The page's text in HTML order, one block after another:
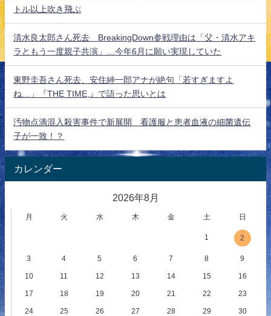
トル以上吹き飛ぶ
清水良太郎さん死去 BreakingDown参戦理由は「父・清水アキ
ラともう一度親子共演」…今年6月に願い実現していた
東野圭吾さん死去、安住紳一郎アナが絶句「若すぎますよ
ね…」『THE TIME,』で語った思いとは
汚物点滴混入殺害事件で新展開 看護服と患者血液の細菌遺伝
子が一致！？
カレンダー
2026年8月
月 火 水 木 金 土 日
1 2
3 4 5 6 7 8 9
10 11 12 13 14 15 16
17 18 19 20 21 22 23
24 25 26 27 28 29 30